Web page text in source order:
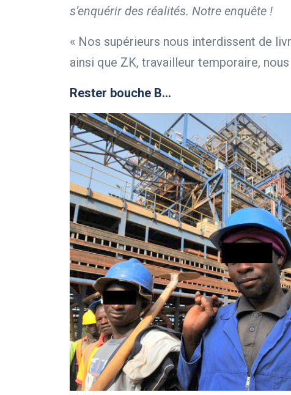
s’enquérir des réalités. Notre enquête !
« Nos supérieurs nous interdissent de
ainsi que ZK, travailleur temporaire,
Rester bouche B…